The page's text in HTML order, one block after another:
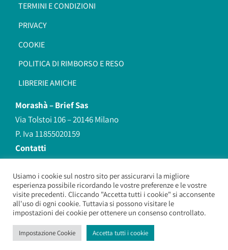
TERMINI E CONDIZIONI
PRIVACY
COOKIE
POLITICA DI RIMBORSO E RESO
LIBRERIE AMICHE
Morashà –Brief Sas
Via Tolstoi 106 – 20146 Milano
P. Iva 11855020159
Contatti
redazione@morasha.it
339 8596707
(anche Whatsapp)
Morashà – Brief Sas – Copyright 2026. All Rights Reserved.
Usiamo i cookie sul nostro sito per assicurarvi la migliore
esperienza possibile ricordando le vostre preferenze e le vostre
visite precedenti. Cliccando "Accetta tutti i cookie" si acconsente
all'uso di ogni cookie. Tuttavia si possono visitare le
impostazioni dei cookie per ottenere un consenso controllato.
Impostazione Cookie Accetta tutti i cookie